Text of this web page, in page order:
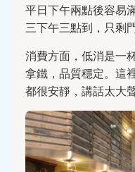
平日下午兩點後容易
三下午三點到，只剩
消費方面，低消是一
拿鐵，品質穩定。這
都很安靜，講話太大